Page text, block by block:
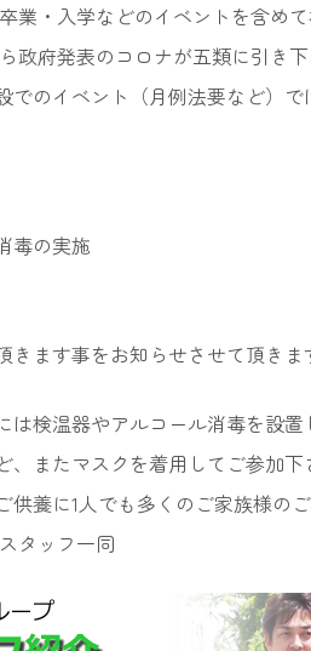
業・入学などのイベントを含め
政府発表のコロナが五類に引き
でのイベント（月例法要など）
毒の実施
きます事をお知らせさせて頂きま
は検温器やアルコール消毒を設
、またマスクを着用してご参加
供養に1人でも多くのご家族様の
タッフ一同